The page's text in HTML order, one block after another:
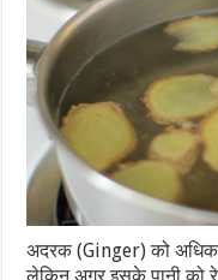
अदरक (Ginger) को